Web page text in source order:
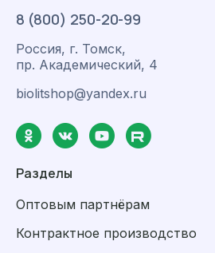
8 (800) 250-20-99
Россия, г. Томск,
пр. Академический, 4
biolitshop@yandex.ru
Разделы
Оптовым партнёрам
Контрактное производство